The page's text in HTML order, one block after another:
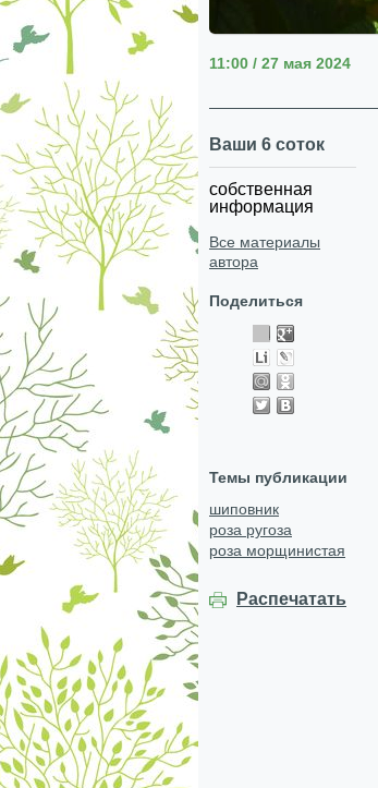
11:00 / 27 мая 2024
Ваши 6 соток
собственная
информация
Все материалы
автора
Поделиться
Темы публикации
шиповник
роза ругоза
роза морщинистая
Распечатать